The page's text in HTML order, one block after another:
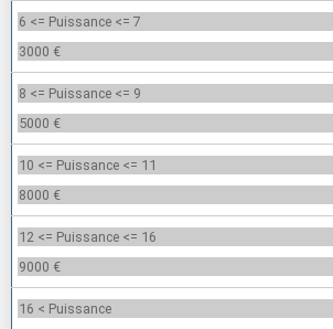
6 <= Puissance <= 7
3000 €
8 <= Puissance <= 9
5000 €
10 <= Puissance <= 11
8000 €
12 <= Puissance <= 16
9000 €
16 < Puissance